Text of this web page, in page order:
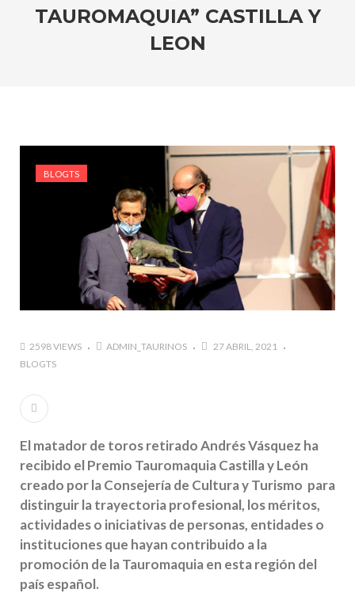
#GUSTAVO ZUÑIGA… LUCHA POR EL ÉXITO
TAUROMAQUIA” CASTILLA Y
LEON
BLOGTS
2598 VIEWS ADMIN_TAURINOS
27 ABRIL, 2021
BLOGTS
El matador de toros retirado Andrés Vásquez ha
recibido el Premio Tauromaquia Castilla y León
creado por la Consejería de Cultura y Turismo para
distinguir la trayectoria profesional, los méritos,
actividades o iniciativas de personas, entidades o
instituciones que hayan contribuido a la
promoción de la Tauromaquia en esta región del
país español.